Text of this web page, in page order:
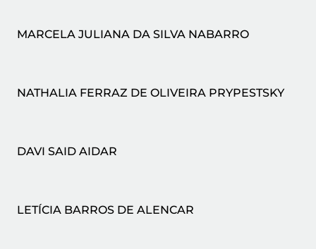
MARCELA JULIANA DA SILVA NABARRO
NATHALIA FERRAZ DE OLIVEIRA PRYPESTSKY
DAVI SAID AIDAR
LETÍCIA BARROS DE ALENCAR